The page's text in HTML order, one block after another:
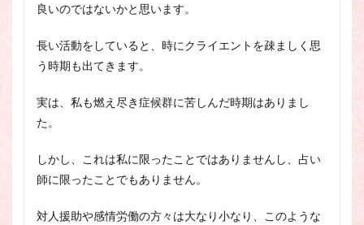
良いのではないかと思います。
長い活動をしていると、時にクライエントを疎ましく思
う時期も出てきます。
実は、私も燃え尽き症候群に苦しんだ時期はありまし
た。
しかし、これは私に限ったことではありませんし、占い
師に限ったことでもありません。
対人援助や感情労働の方々は大なり小なり、このような